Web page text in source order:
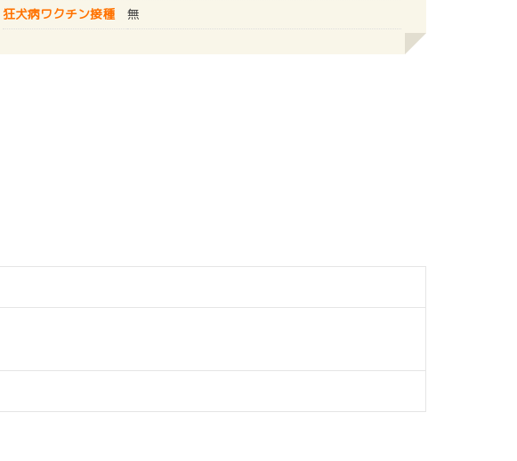
狂犬病ワクチン接種 無